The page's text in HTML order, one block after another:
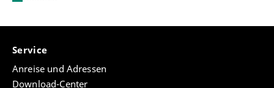
Service
Anreise und Adressen
Download-Center